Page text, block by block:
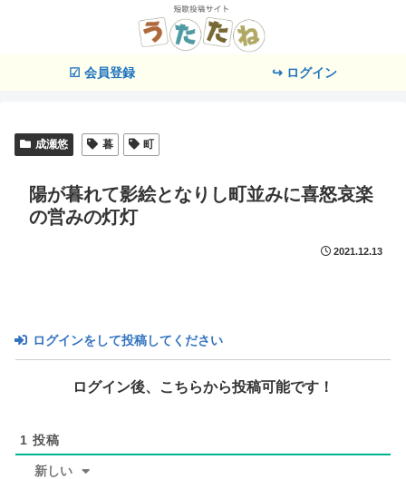
☑ 会員登録 ↪ ログイン
成瀬悠 暮 町
陽が暮れて影絵となりし町並みに喜怒哀楽
の営みの灯灯
2021.12.13
ログインをして投稿してください
ログイン後、こちらから投稿可能です！
1 投稿
新しい